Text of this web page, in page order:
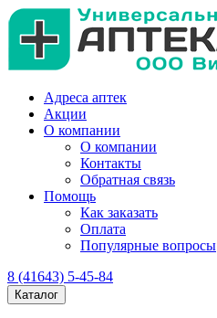
Адреса аптек
Акции
О компании
О компании
Контакты
Обратная связь
Помощь
Как заказать
Оплата
Популярные вопросы
8 (41643) 5-45-84
Каталог